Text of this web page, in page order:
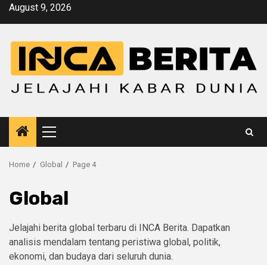
SkipAugust 9, 2026
Primary
Menu
Home Global Page 4
Global
Jelajahi berita global terbaru di INCA Berita. Dapatkan
analisis mendalam tentang peristiwa global, politik,
ekonomi, dan budaya dari seluruh dunia.